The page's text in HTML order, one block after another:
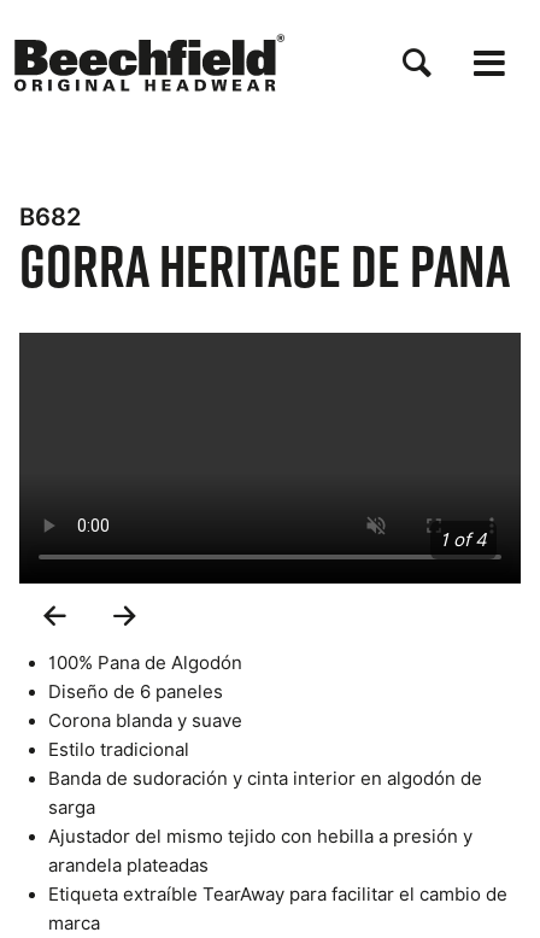
contenido
B682
Gorra Heritage de pana
1 of 4
Previous
Slide
Slide
100% Pana de Algodón
Diseño de 6 paneles
Corona blanda y suave
Estilo tradicional
Banda de sudoración y cinta interior en algodón de
sarga
Ajustador del mismo tejido con hebilla a presión y
arandela plateadas
Etiqueta extraíble TearAway para facilitar el cambio de
marca